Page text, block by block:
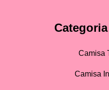
Camisa
Camisa